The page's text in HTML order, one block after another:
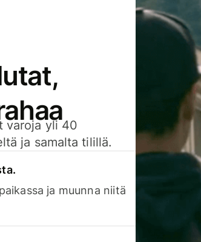
varoja yli 40
ja samalta tilillä.
ja muunna niitä